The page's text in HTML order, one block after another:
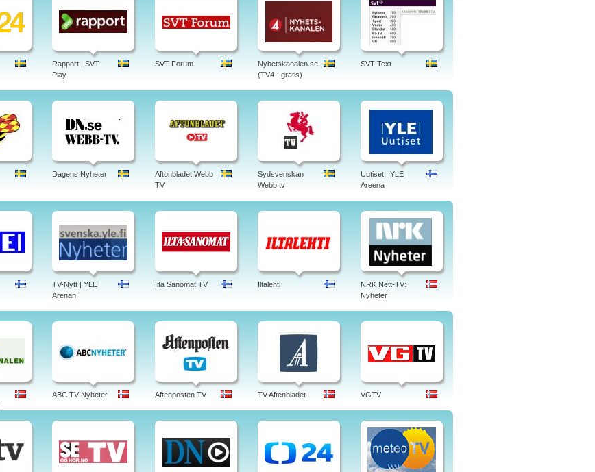
Rapport | SVT
Play
SVT Forum
Nyhetskanalen.se
(TV4 - gratis)
SVT Text
Dagens Nyheter
Aftonbladet Webb
TV
Sydsvenskan
Webb tv
Uutiset | YLE
Areena
TV-Nytt | YLE
Arenan
Ilta Sanomat TV Iltalehti
NRK Nett-TV:
Nyheter
ABC TV Nyheter Aftenposten TV TV Aftenbladet VGTV